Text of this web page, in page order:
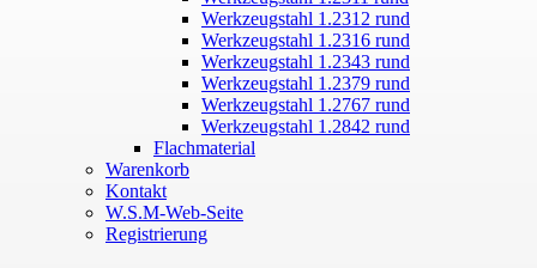
Werkzeugstahl 1.2312 rund
Werkzeugstahl 1.2316 rund
Werkzeugstahl 1.2343 rund
Werkzeugstahl 1.2379 rund
Werkzeugstahl 1.2767 rund
Werkzeugstahl 1.2842 rund
Flachmaterial
Warenkorb
Kontakt
W.S.M-Web-Seite
Registrierung